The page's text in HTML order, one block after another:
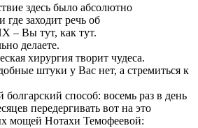
здесь было абсолютно
заходит речь об
– Вы тут, как тут.
делаете.
хирургия творит чудеса.
штуки у Вас нет, а стремиться к
способ: восемь раз в день
передергивать вот на это
мощей Нотахи Темофеевой: